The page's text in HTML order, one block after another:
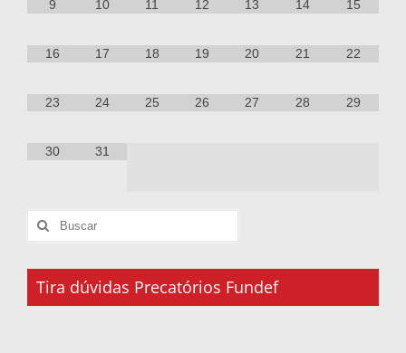
9 10 11 12 13 14 15
16 17 18 19 20 21 22
23 24 25 26 27 28 29
30 31
Tira dúvidas Precatórios Fundef